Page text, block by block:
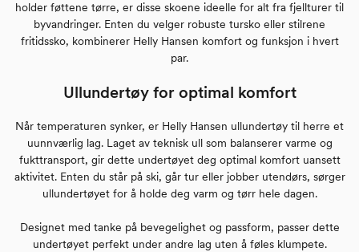
holder føttene tørre, er disse skoene ideelle for alt fra fjellturer til
byvandringer. Enten du velger robuste tursko eller stilrene
fritidssko, kombinerer Helly Hansen komfort og funksjon i hvert
par.
Ullundertøy for optimal komfort
Når temperaturen synker, er Helly Hansen ullundertøy til herre et
uunnværlig lag. Laget av teknisk ull som balanserer varme og
fukttransport, gir dette undertøyet deg optimal komfort uansett
aktivitet. Enten du står på ski, går tur eller jobber utendørs, sørger
ullundertøyet for å holde deg varm og tørr hele dagen.
Designet med tanke på bevegelighet og passform, passer dette
undertøyet perfekt under andre lag uten å føles klumpete.